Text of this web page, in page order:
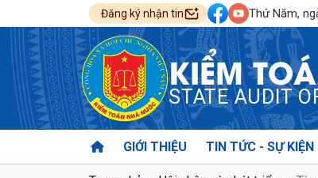
Đăng ký nhận tin Thứ Năm,
KIỂM
STATE AUDIT
GIỚI THIỆU TIN TỨC - SỰ KIỆN